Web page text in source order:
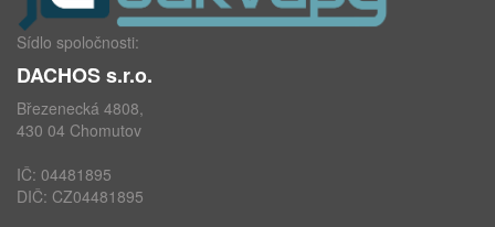
Sídlo spoločnosti:
DACHOS s.r.o.
Březenecká 4808,
430 04 Chomutov
IČ: 04481895
DIČ: CZ04481895